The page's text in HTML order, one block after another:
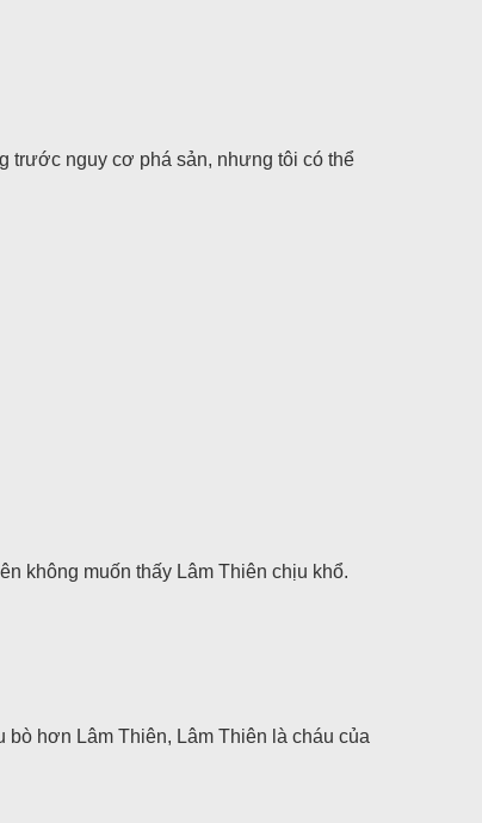
trước nguy cơ phá sản, nhưng tôi có thể
không muốn thấy Lâm Thiên chịu khổ.
hơn Lâm Thiên, Lâm Thiên là cháu của